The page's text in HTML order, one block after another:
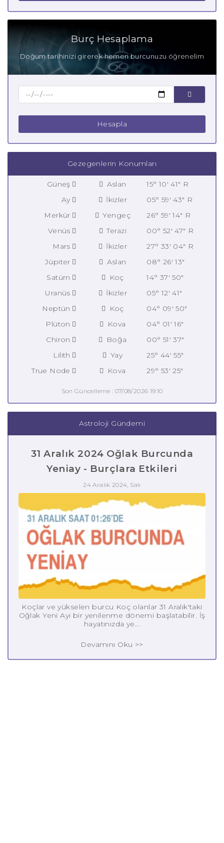
Burç Hesaplama
Doğum tarihinizi girerek hemen burcunuzu öğrenelim
Hesapla
Gezegenlerin Konumları
Güneş Aslan
15° 10' 41" R
Ay
İkizler
05° 59' 43" R
Merkür
Yengeç
26° 59' 14" R
Venüs
Terazi
00° 52' 47" R
Mars
İkizler
27° 33' 04" R
Jüpiter
Aslan
08° 26' 13"
Satürn
Koç
14° 37' 50"
Uranüs
İkizler
05° 12' 41"
Neptün
Koç
04° 09' 50"
Plüton
Kova
04° 01' 16"
Chiron
Boğa
00° 51' 37"
Lilith
Yay
25° 44' 55"
True Node
Kova 29° 53' 25"
Son Güncelleme : 07/08/2026 19:10
Astroloji Gündemi
31 Aralık 2024 Oğlak Burcunda
Yeniay - Burçlara Etkileri
24 Aralık 2024, Salı
Koçlar ve yükselen burcu Koç olanlar 31 Aralık'taki
Oğlak Yeni Ayı bir yenilenme dönemi başlatabilir. İş
hayatınızda ye...
Devamını Oku >>